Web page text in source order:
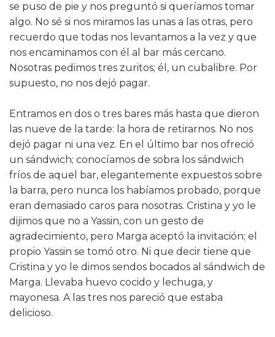
se puso de pie y nos preguntó si queríamos tomar
algo. No sé si nos miramos las unas a las otras, pero
recuerdo que todas nos levantamos a la vez y que
nos encaminamos con él al bar más cercano.
Nosotras pedimos tres zuritos; él, un cubalibre. Por
supuesto, no nos dejó pagar.
Entramos en dos o tres bares más hasta que dieron
las nueve de la tarde: la hora de retirarnos. No nos
dejó pagar ni una vez. En el último bar nos ofreció
un sándwich; conocíamos de sobra los sándwich
fríos de aquel bar, elegantemente expuestos sobre
la barra, pero nunca los habíamos probado, porque
eran demasiado caros para nosotras. Cristina y yo le
dijimos que no a Yassin, con un gesto de
agradecimiento, pero Marga aceptó la invitación; el
propio Yassin se tomó otro. Ni que decir tiene que
Cristina y yo le dimos sendos bocados al sándwich de
Marga. Llevaba huevo cocido y lechuga, y
mayonesa. A las tres nos pareció que estaba
delicioso.